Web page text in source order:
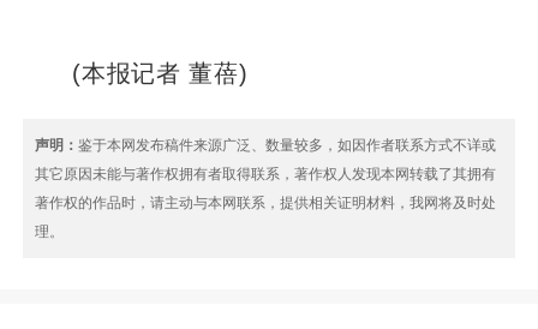
(本报记者 董蓓)
声明：鉴于本网发布稿件来源广泛、数量较多，如因作者联系方式不详或
其它原因未能与著作权拥有者取得联系，著作权人发现本网转载了其拥有
著作权的作品时，请主动与本网联系，提供相关证明材料，我网将及时处
理。